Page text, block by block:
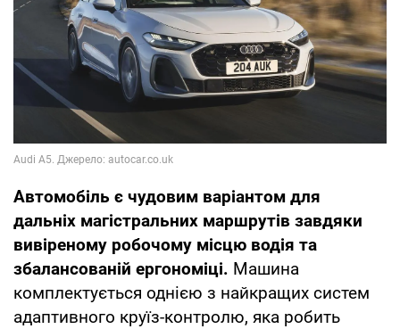
Автомобіль є чудовим варіантом для
дальніх магістральних маршрутів завдяки
вивіреному робочому місцю водія та
збалансованій ергономіці. Машина
комплектується однією з найкращих систем
адаптивного круїз-контролю, яка робить